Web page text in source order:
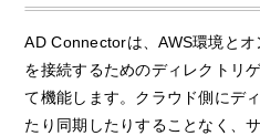
AD Connectorは、AWS環境と
を接続するためのディレクトリ
て機能します。クラウド側にデ
たり同期したりすることなく、